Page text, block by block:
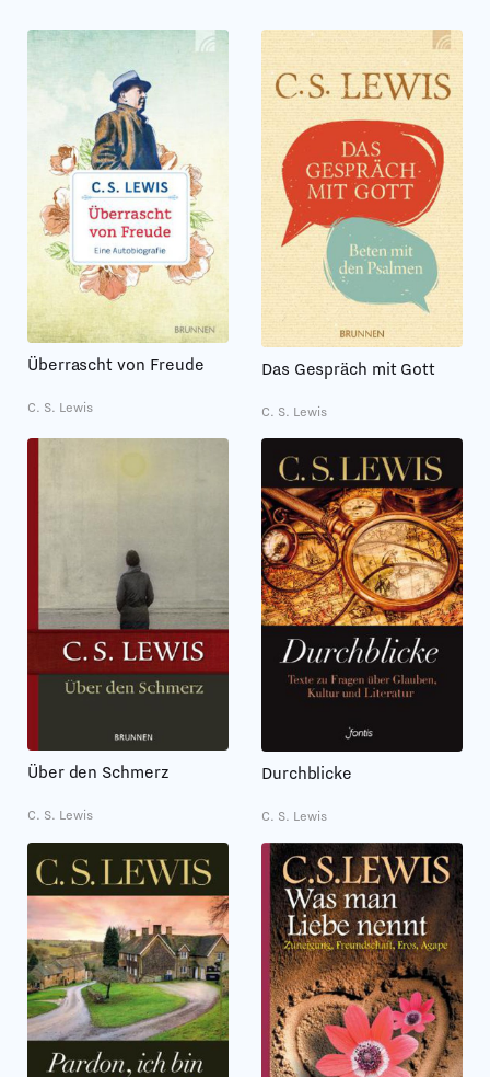
Überrascht von Freude
C. S. Lewis
Das Gespräch mit Gott
C. S. Lewis
Über den Schmerz
C. S. Lewis
Durchblicke
C. S. Lewis